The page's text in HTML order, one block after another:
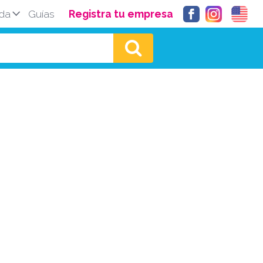
Guías Registra tu empresa